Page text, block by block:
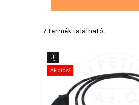
7 termék található.
Új
Akciós!